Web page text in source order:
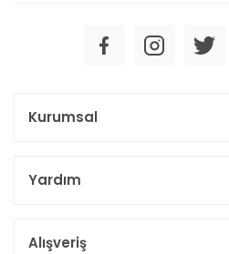
Kurumsal
Yardım
Alışveriş